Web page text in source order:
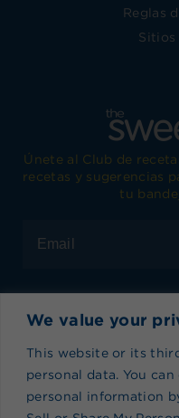
We value your
This website or its
personal data. You
personal information
Reglas
Sitios
Únete al Club de
recetas y sugerencias
tu
Visita Visita
Política de privacidad
de cookies
|Índice